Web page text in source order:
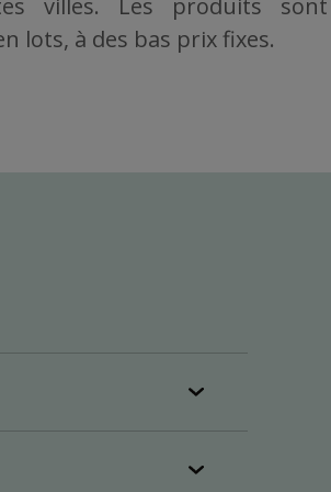
villes. Les produits
lots, à des bas prix fixes.